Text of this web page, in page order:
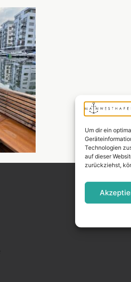
Um dir ein
Technologien
auf dieser
zurückziehst,